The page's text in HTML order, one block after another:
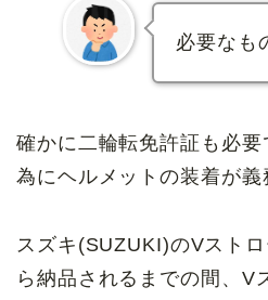
必要なも
確かに二輪転免許証も必
為にヘルメットの装着が義
スズキ(SUZUKI)のVスト
ら納品されるまでの間、V